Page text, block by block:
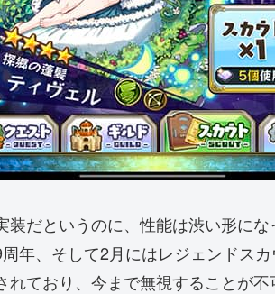
だというのに、性能は渋い形にな
年、そして2月にはレジェンドス
れており、今まで無視することが